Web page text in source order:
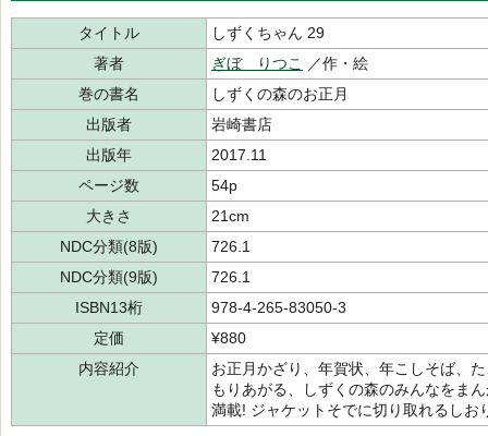
タイトル
しずくちゃん 29
著者
ぎぼ りつこ
／作・絵
巻の書名
しずくの森のお正月
出版者
岩崎書店
出版年
2017.11
ページ数
54p
大きさ
21cm
NDC分類(8版)
726.1
NDC分類(9版)
726.1
ISBN13桁
978-4-265-83050-3
定価
¥880
内容紹介
お正月かざり、年賀状、年こしそば、
もりあがる、しずくの森のみんなをま
満載! ジャケットそでに切り取れるしお